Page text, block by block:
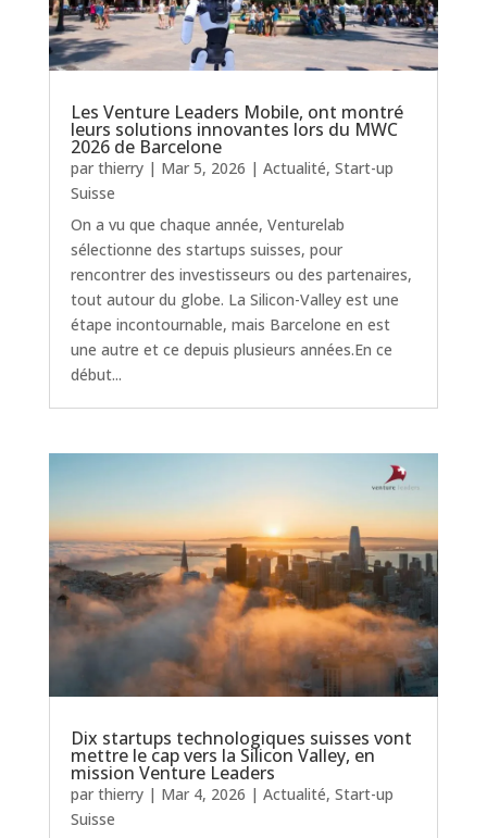
Les Venture Leaders Mobile, ont montré
leurs solutions innovantes lors du MWC
2026 de Barcelone
par thierry| Mar 5, 2026 | Actualité, Start-up
Suisse
On a vu que chaque année, Venturelab
sélectionne des startups suisses, pour
rencontrer des investisseurs ou des partenaires,
tout autour du globe. La Silicon-Valley est une
étape incontournable, mais Barcelone en est
une autre et ce depuis plusieurs années.En ce
début...
Dix startups technologiques suisses vont
mettre le cap vers la Silicon Valley, en
mission Venture Leaders
par thierry| Mar 4, 2026 | Actualité, Start-up
Suisse